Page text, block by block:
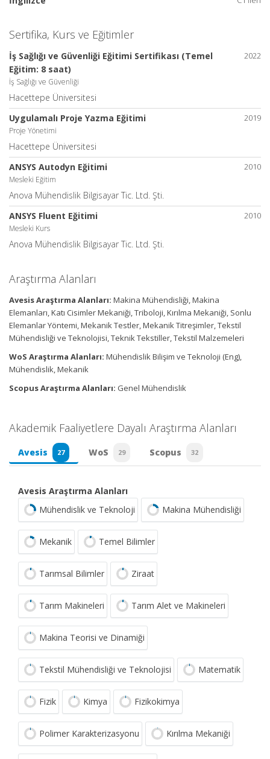
Sertifika, Kurs ve Eğitimler
2022
İş Sağlığı ve Güvenliği Eğitimi Sertifikası (Temel
Eğitim: 8 saat)
İş Sağlığı ve Güvenliği
Hacettepe Üniversitesi
2019
Uygulamalı Proje Yazma Eğitimi
Proje Yönetimi
Hacettepe Üniversitesi
2010
ANSYS Autodyn Eğitimi
Mesleki Eğitim
Anova Mühendislik Bilgisayar Tic. Ltd. Şti.
2010
ANSYS Fluent Eğitimi
Mesleki Kurs
Anova Mühendislik Bilgisayar Tic. Ltd. Şti.
Araştırma Alanları
Avesis Araştırma Alanları: Makina Mühendisliği, Makina
Elemanları, Katı Cisimler Mekaniği, Triboloji, Kırılma Mekaniği, Sonlu
Elemanlar Yöntemi, Mekanik Testler, Mekanik Titreşimler, Tekstil
Mühendisliği ve Teknolojisi, Teknik Tekstiller, Tekstil Malzemeleri
WoS Araştırma Alanları: Mühendislik Bilişim ve Teknoloji (Eng),
Mühendislik, Mekanik
Scopus Araştırma Alanları: Genel Mühendislik
Akademik Faaliyetlere Dayalı Araştırma Alanları
Avesis 27 WoS 29 Scopus 32
Avesis Araştırma Alanları
Mühendislik ve Teknoloji
Makina Mühendisliği
Mekanik Temel Bilimler
Tarımsal Bilimler Ziraat
Tarım Makineleri Tarım Alet ve Makineleri
Makina Teorisi ve Dinamiği
Tekstil Mühendisliği ve Teknolojisi Matematik
Fizik Kimya Fizikokimya
Polimer Karakterizasyonu Kırılma Mekaniği